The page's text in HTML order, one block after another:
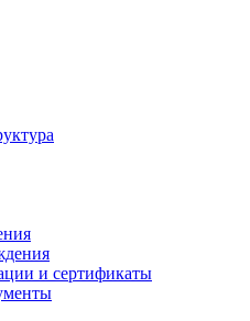
и сертификаты